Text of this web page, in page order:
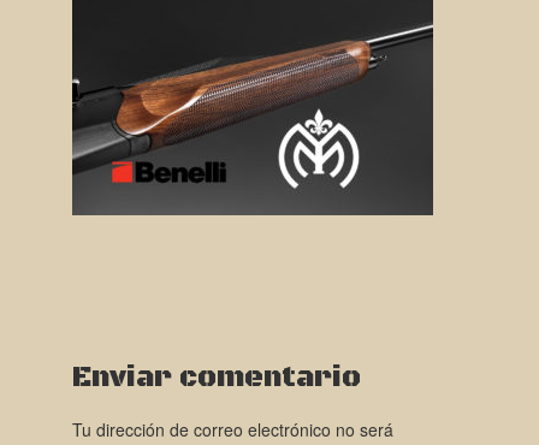
Enviar comentario
Tu dirección de correo electrónico no será